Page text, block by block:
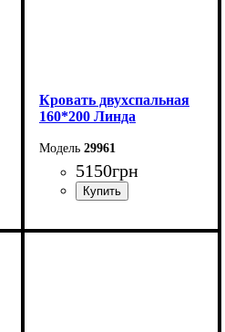
Кровать двухспальная
160*200 Линда
29961
5150грн
Ширина: 164,6 см